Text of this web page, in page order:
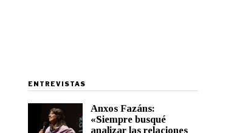
ENTREVISTAS
Anxos Fazáns:
«Siempre busqué
analizar las relaciones